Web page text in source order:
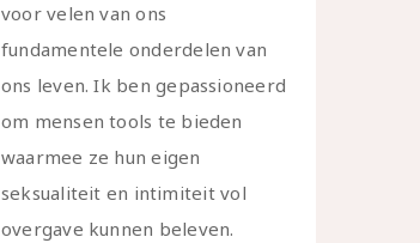
voor velen van ons
fundamentele onderdelen van
ons leven. Ik ben gepassioneerd
om mensen tools te bieden
waarmee ze hun eigen
seksualiteit en intimiteit vol
overgave kunnen beleven.